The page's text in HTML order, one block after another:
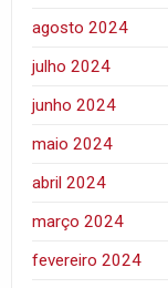
agosto 2024
julho 2024
junho 2024
maio 2024
abril 2024
março 2024
fevereiro 2024